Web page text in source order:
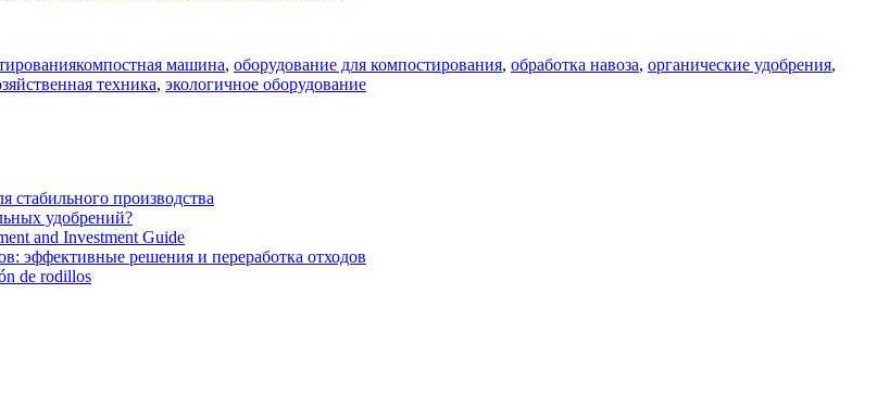
компостная машина, оборудование для компостирования, обработка навоза, органические удобрения,
техника, экологичное оборудование
стабильного производства
удобрений?
and Investment Guide
эффективные решения и переработка отходов
de rodillos